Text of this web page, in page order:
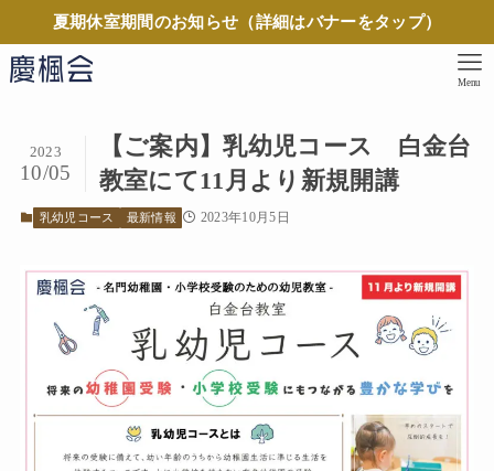
夏期休室期間のお知らせ（詳細はバナーをタップ）
Menu
【ご案内】乳幼児コース 白金台
教室にて11月より新規開講
2023
10/05
乳幼児コース 最新情報 2023年10月5日